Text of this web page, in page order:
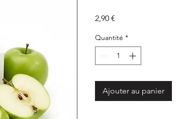
2,90 €
Quantité *
Ajouter au panier